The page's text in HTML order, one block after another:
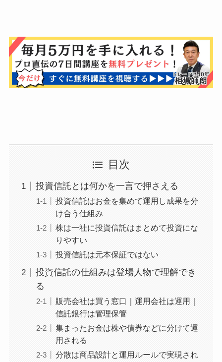
目次
投資信託とは何かを一言で押さえる
投資信託はお金を集めて運用し成果を分
け合う仕組み
株は一社に投資信託はまとめて投資にな
りやすい
投資信託は元本保証ではない
投資信託の仕組みは登場人物で理解でき
る
販売会社は買う窓口｜運用会社は運用｜
信託銀行は管理保管
集まったお金は株や債券などに分けて運
用される
分散は商品設計と運用ルールで実現され